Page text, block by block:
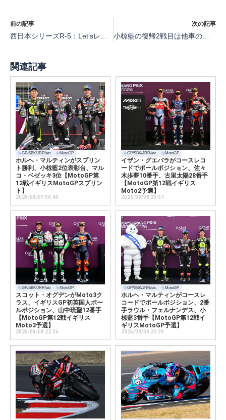
前の記事 次の記事
小椋藍の復帰2戦目は他車のアクシデントに巻き込まれてコーナー5個で終了「自分に残念…」【MotoGP第10戦オランダ決勝】
関連記事
GP/SBK/JRR/etc MotoGP
ホルヘ・マルティンがスプリン
ト勝利、小椋藍2位表彰台、マル
コ・ベゼッキ3位【MotoGP第
12戦イギリスMotoGPスプリン
ト】
2026/08/09 00:40
GP/SBK/JRR/etc MotoGP
イザン・グエバラがコースレコ
ードでポールポジション、佐々
木歩夢10番手、古里太陽28番手
【MotoGP第12戦イギリス
Moto2予選】
2026/08/08 23:37
GP/SBK/JRR/etc MotoGP
スコット・オグデンがMoto3ク
ラス、イギリスGP初英国人ポー
ルポジション、山中琉聖12番手
【MotoGP第12戦イギリス
Moto3予選】
2026/08/08 22:36
GP/SBK/JRR/etc MotoGP
ホルヘ・マルティンがコースレ
コードでポールポジション、2番
手ラウル・フェルナンデス、小
椋藍3番手【MotoGP第12戦イ
ギリスMotoGP予選】
2026/08/08 20:39